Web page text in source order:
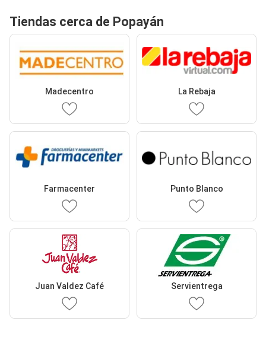
Tiendas cerca de Popayán
Madecentro La Rebaja
Farmacenter Punto Blanco
Juan Valdez Café Servientrega